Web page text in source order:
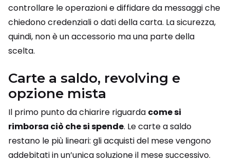
controllare le operazioni e diffidare da messaggi che
chiedono credenziali o dati della carta. La sicurezza,
quindi, non è un accessorio ma una parte della
scelta.
Carte a saldo, revolving e
opzione mista
Il primo punto da chiarire riguarda come si
rimborsa ciò che si spende. Le carte a saldo
restano le più lineari: gli acquisti del mese vengono
addebitati in un’unica soluzione il mese successivo.